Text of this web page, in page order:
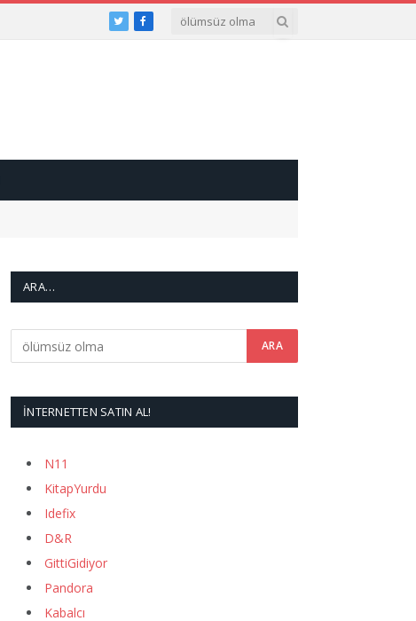
TwitterFacebook
ARA…
İNTERNETTEN SATIN AL!
N11
KitapYurdu
Idefix
D&R
GittiGidiyor
Pandora
Kabalcı